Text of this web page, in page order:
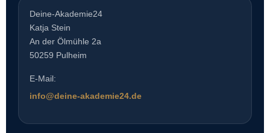
Deine-Akademie24
Katja Stein
An der Ölmühle 2a
50259 Pulheim
E-Mail:
info@deine-akademie24.de